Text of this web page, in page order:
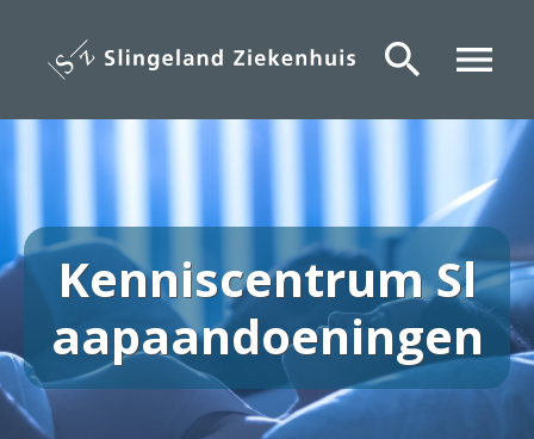
menu
search
Kenniscentrum Sl
aapaandoeningen